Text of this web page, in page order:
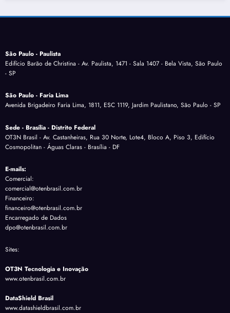
São Paulo - Paulista
Edifício Barão de Christina - Av. Paulista, 1471 - Sala 1407 - Bela Vista, São Paulo
- SP
São Paulo - Faria Lima
Avenida Brigadeiro Faria Lima, 1811, ESC 1119, Jardim Paulistano, São Paulo - SP
Sede - Brasília - Distrito Federal
OT3N Brasil - Av. Castanheiras, Rua 30 Norte, Lote4, Bloco A, Piso 3, Edifício
Cosmopolitan - Águas Claras - Brasília - DF
E-mails:
Comercial:
comercial@otenbrasil.com.br
Financeiro:
financeiro@otenbrasil.com.br
Encarregado de Dados
dpo@otenbrasil.com.br
Sites:
OT3N Tecnologia e Inovação
www.otenbrasil.com.br
DataShield Brasil
www.datashieldbrasil.com.br